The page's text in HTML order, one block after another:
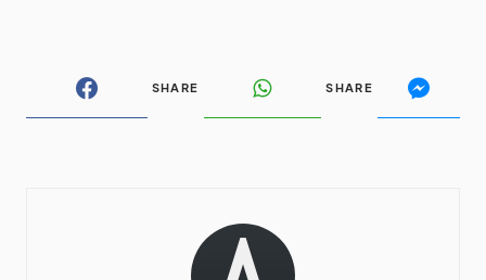
SHARE SHARE